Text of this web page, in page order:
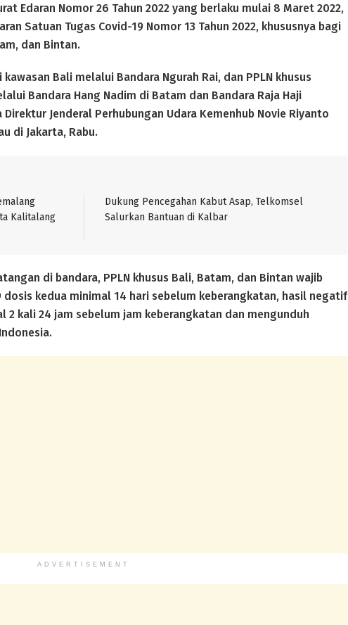
Edaran Nomor 26 Tahun 2022 yang berlaku mulai 8 Maret 2022,
Satuan Tugas Covid-19 Nomor 13 Tahun 2022, khususnya bagi
dan Bintan.
Bali melalui Bandara Ngurah Rai, dan PPLN khusus
Bandara Hang Nadim di Batam dan Bandara Raja Haji
Jenderal Perhubungan Udara Kemenhub Novie Riyanto
di Jakarta, Rabu.
Kalitalang
Dukung Pencegahan Kabut Asap, Telkomsel
Salurkan Bantuan di Kalbar
di bandara, PPLN khusus Bali, Batam, dan Bintan wajib
dosis kedua minimal 14 hari sebelum keberangkatan, hasil negatif
2 kali 24 jam sebelum jam keberangkatan dan mengunduh
ADVERTISEMENT